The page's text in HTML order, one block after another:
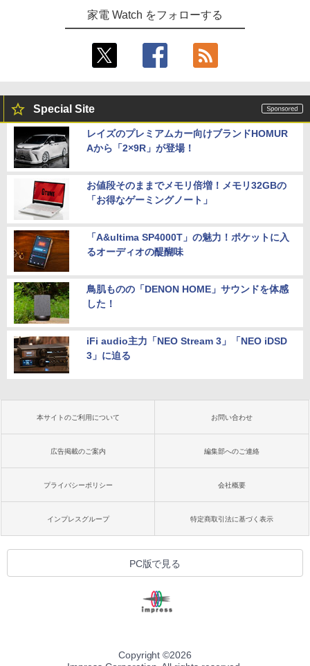
家電 Watch をフォローする
Special Site
レイズのプレミアムカー向けブランドHOMUR
Aから「2×9R」が登場！
お値段そのままでメモリ倍増！メモリ32GBの
「お得なゲーミングノート」
「A&ultima SP4000T」の魅力！ポケットに入
るオーディオの醍醐味
鳥肌ものの「DENON HOME」サウンドを体感
した！
iFi audio主力「NEO Stream 3」「NEO iDSD
3」に迫る
本サイトのご利用について お問い合わせ
広告掲載のご案内 編集部へのご連絡
プライバシーポリシー 会社概要
インプレスグループ 特定商取引法に基づく表示
PC版で見る
Copyright ©2026